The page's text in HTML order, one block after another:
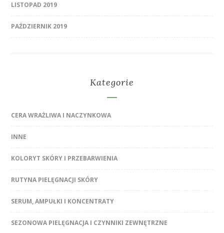
LISTOPAD 2019
PAŹDZIERNIK 2019
Kategorie
CERA WRAŻLIWA I NACZYNKOWA
INNE
KOLORYT SKÓRY I PRZEBARWIENIA
RUTYNA PIELĘGNACJI SKÓRY
SERUM, AMPUŁKI I KONCENTRATY
SEZONOWA PIELĘGNACJA I CZYNNIKI ZEWNĘTRZNE